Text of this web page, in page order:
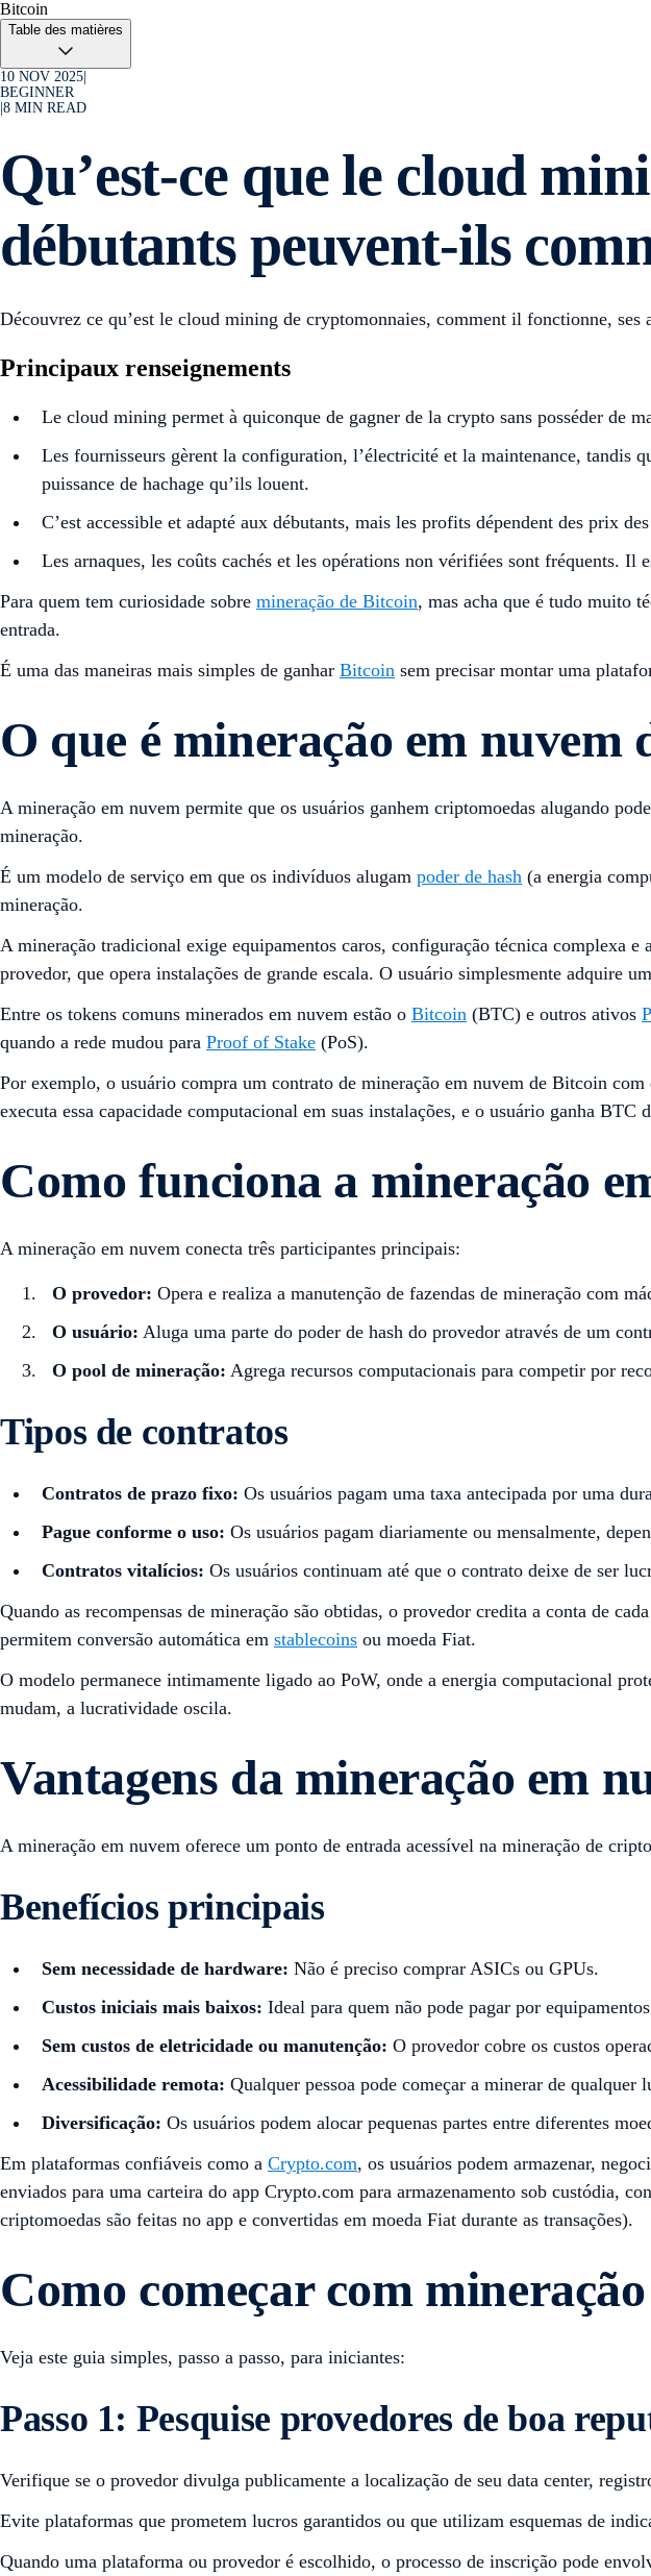
Bitcoin
Table des matières
10 NOV 2025
BEGINNER
8 MIN READ
Qu’est-ce que le cloud
débutants peuvent-ils
Découvrez ce qu’est le cloud mining de cryptomonnaies, comment il fonctionne,
Principaux renseignements
Le cloud mining permet à quiconque de gagner de la crypto sans posséder de
Les fournisseurs gèrent la configuration, l’électricité et la maintenance, tandis
puissance de hachage qu’ils louent.
C’est accessible et adapté aux débutants, mais les profits dépendent des prix
Les arnaques, les coûts cachés et les opérations non vérifiées sont fréquents. Il
Para quem tem curiosidade sobre mineração de Bitcoin, mas acha que é tudo muito
entrada.
É uma das maneiras mais simples de ganhar Bitcoin sem precisar montar uma
O que é mineração em nuvem
A mineração em nuvem permite que os usuários ganhem criptomoedas alugando
mineração.
É um modelo de serviço em que os indivíduos alugam poder de hash (a energia
mineração.
A mineração tradicional exige equipamentos caros, configuração técnica complexa
provedor, que opera instalações de grande escala. O usuário simplesmente adquire
Entre os tokens comuns minerados em nuvem estão o Bitcoin (BTC) e outros ativos
quando a rede mudou para Proof of Stake (PoS).
Por exemplo, o usuário compra um contrato de mineração em nuvem de Bitcoin
executa essa capacidade computacional em suas instalações, e o usuário ganha
Como funciona a mineração
A mineração em nuvem conecta três participantes principais:
O provedor: Opera e realiza a manutenção de fazendas de mineração com
O usuário: Aluga uma parte do poder de hash do provedor através de um
O pool de mineração: Agrega recursos computacionais para competir por
Tipos de contratos
Contratos de prazo fixo: Os usuários pagam uma taxa antecipada por uma
Pague conforme o uso: Os usuários pagam diariamente ou mensalmente,
Contratos vitalícios: Os usuários continuam até que o contrato deixe de ser
Quando as recompensas de mineração são obtidas, o provedor credita a conta de
permitem conversão automática em stablecoins ou moeda Fiat.
O modelo permanece intimamente ligado ao PoW, onde a energia computacional
mudam, a lucratividade oscila.
Vantagens da mineração em
A mineração em nuvem oferece um ponto de entrada acessível na mineração de
Benefícios principais
Sem necessidade de hardware: Não é preciso comprar ASICs ou GPUs.
Custos iniciais mais baixos: Ideal para quem não pode pagar por
Sem custos de eletricidade ou manutenção: O provedor cobre os custos
Acessibilidade remota: Qualquer pessoa pode começar a minerar de qualquer
Diversificação: Os usuários podem alocar pequenas partes entre diferentes
Em plataformas confiáveis ​​como a Crypto.com, os usuários podem armazenar,
enviados para uma carteira do app Crypto.com para armazenamento sob custódia,
criptomoedas são feitas no app e convertidas em moeda Fiat durante as transações).
Como começar com
Veja este guia simples, passo a passo, para iniciantes:
Passo 1: Pesquise provedores de boa
Verifique se o provedor divulga publicamente a localização de seu data center,
Evite plataformas que prometem lucros garantidos ou que utilizam esquemas de
Quando uma plataforma ou provedor é escolhido, o processo de inscrição pode